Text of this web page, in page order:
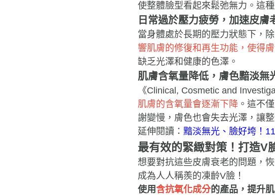
使整體臉型看起來鬆弛無力。這
日常過於壓力疲勞，加速皮膚
當身體處於長期的壓力狀態下，
響肌膚的修復和再生功能，使得
缺乏光澤和健康的色澤。
肌膚含氧量降低，膚色黯淡無
《Clinical, Cosmetic and
肌膚的含氧量會逐漸下降 。這不僅
謝變慢，膚色也會失去光澤，讓
延伸閱讀： 黯淡無光、臉好垮！
最有效的緊緻對策！打造V
想要對抗這些皮膚衰老的問題，
成為人人稱羨的凍齡V臉！
使用含抗氧化成分的產品，提升